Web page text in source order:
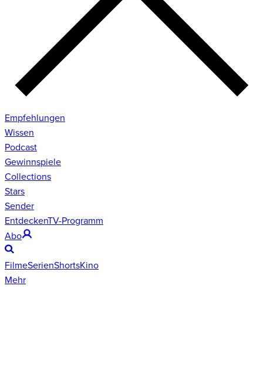
Empfehlungen
Wissen
Podcast
Gewinnspiele
Collections
Stars
Sender
EntdeckenTV-Programm
Abo
FilmeSerienShortsKino
Mehr